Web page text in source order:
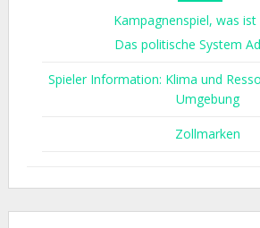
Kampagnenspiel, was ist
Das politische System
Spieler Information: Klima und
Umgebung
Zollmarken